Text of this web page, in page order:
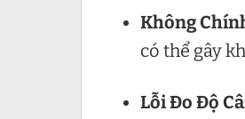
Không
có thể gây
Lỗi Đo Độ